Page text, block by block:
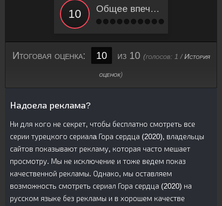
Общее впечатление
Итоговая оценка: 10 из 10 (голосов: 1 /История
оценок)
Надоела реклама?
Ни для кого не секрет, чтобы бесплатно смотреть все
серии турецкого сериалa Гора сердца (2020), владельцы
сайтов показывают рекламу, которая часто мешает
просмотру. Мы не исключение и тоже ведем показ
качественной рекламы. Однако, мы оставляем
возможность смотреть сериал Гора сердца (2020) на
русском языке без рекламы и в хорошем качестве